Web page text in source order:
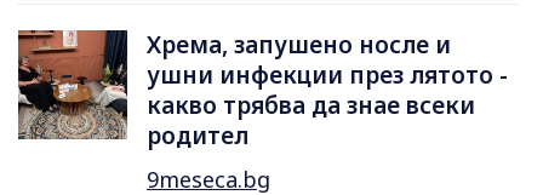
Хрема, запушено носле и
ушни инфекции през лятотo -
какво трябва да знае всеки
родител
9meseca.bg